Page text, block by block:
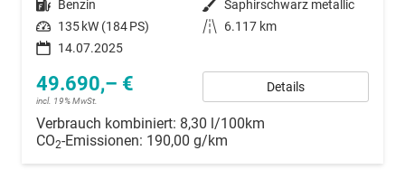
Kraftstoff Benzin Außenfarbe Saphirschwarz metallic
Leistung 135 kW (184 PS) Kilometerstand
6.117 km
14.07.2025
49.690,– €
incl. 19% MwSt.
Details
Verbrauch kombiniert: 8,30 l/100km
CO2-Emissionen: 190,00 g/km